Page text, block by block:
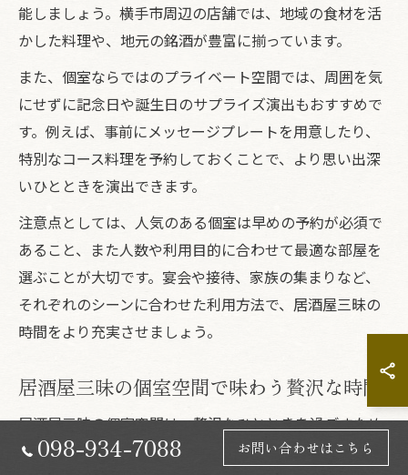
能しましょう。横手市周辺の店舗では、地域の食材を活
かした料理や、地元の銘酒が豊富に揃っています。
また、個室ならではのプライベート空間では、周囲を気
にせずに記念日や誕生日のサプライズ演出もおすすめで
す。例えば、事前にメッセージプレートを用意したり、
特別なコース料理を予約しておくことで、より思い出深
いひとときを演出できます。
注意点としては、人気のある個室は早めの予約が必須で
あること、また人数や利用目的に合わせて最適な部屋を
選ぶことが大切です。宴会や接待、家族の集まりなど、
それぞれのシーンに合わせた利用方法で、居酒屋三昧の
時間をより充実させましょう。
居酒屋三昧の個室空間で味わう贅沢な時間
居酒屋三昧の個室空間は、贅沢なひとときを過ごすため
の理想的な場所です。静かな環境の中で、新鮮な海鮮や
098-934-7088 お問い合わせはこちら